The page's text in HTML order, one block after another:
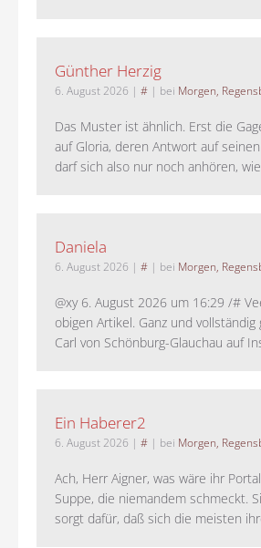
Günther Herzig
6. August 2026 | # | bei Morgen,
Das Muster ist ähnlich. Erst die
auf Gloria, deren Antwort auf
darf sich also nur noch anhören,
Daniela
6. August 2026 | # | bei Morgen,
@xy 6. August 2026 um 16:29 /#
obigen Artikel. Ganz und
Carl von Schönburg-Glauchau auf
Ein Haberer2
6. August 2026 | # | bei Morgen,
Ach, Herr Aigner, was wäre ihr
Suppe, die niemandem schmeckt.
sorgt dafür, daß sich die meisten